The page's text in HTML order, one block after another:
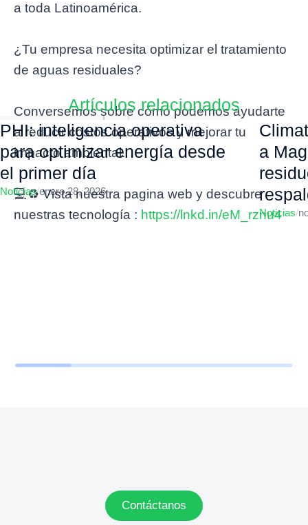
a toda Latinoamérica.
¿Tu empresa necesita optimizar el tratamiento
de aguas residuales?
Conversemos sobre cómo podemos ayudarte
a reducir costos operativos y mejorar tu
impacto ambiental.
💻♻️ Vista nuestra pagina web y descubre
nuestras tecnología : https://lnkd.in/eM_rznu4
Artículos relacionados
PHI: inteligencia operativa
para optimizar energía desde
el primer día
Noticias/enero 28, 2026
a
Noticias/
Contáctanos